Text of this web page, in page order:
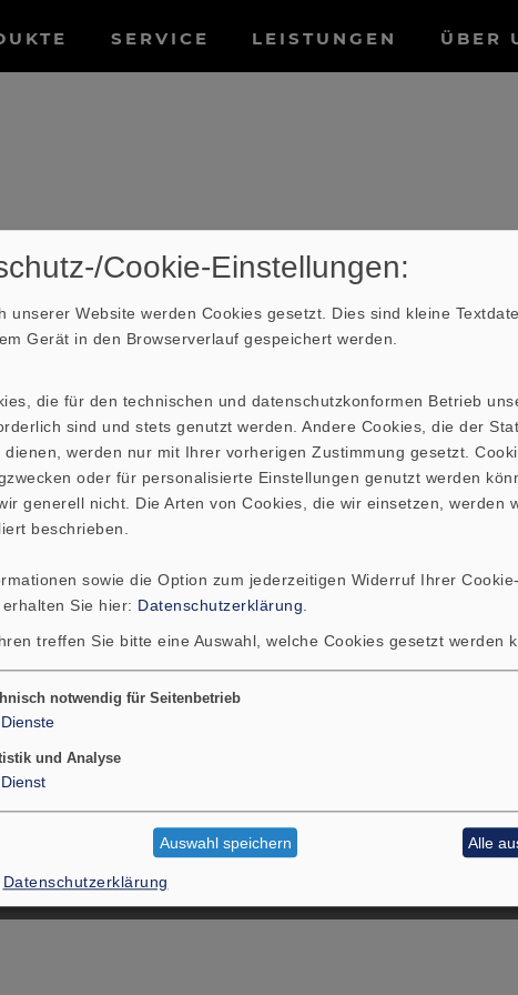
SERVICE LEISTUNGEN ÜBER
möglichst konstanter Federwirkung in ihrer
der
bestimmt die Grundresonanzfrequenz
Gewebe oder Membranmaterial (harte
PRODUKTE
DOWNLOADS
Cookie-Einstellungen:
unserer Website werden Cookies gesetzt. Dies sind kleine
Gerät in den Browserverlauf gespeichert werden.
die für den technischen und datenschutzkonformen Betrieb
sind und stets genutzt werden. Andere Cookies, die der
dienen, werden nur mit Ihrer vorherigen Zustimmung gesetzt.
oder für personalisierte Einstellungen genutzt werden
generell nicht. Die Arten von Cookies, die wir einsetzen, werden
beschrieben.
sowie die Option zum jederzeitigen Widerruf Ihrer Cookie-
Sie hier: Datenschutzerklärung
treffen Sie bitte eine Auswahl, welche Cookies gesetzt werden
Datenschutzerklärung
notwendig für Seitenbetrieb
Dienste
und Analyse
Dienst
Auswahl speichern Alle